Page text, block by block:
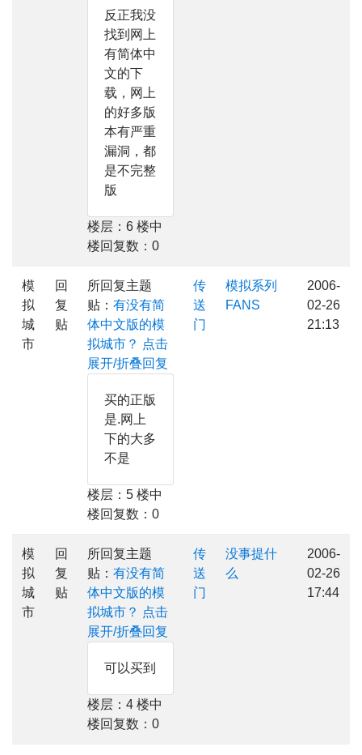
反正我没
找到网上
有简体中
文的下
载，网上
的好多版
本有严重
漏洞，都
是不完整
版
楼层：6 楼中
楼回复数：0
模
拟
城
市
回
复
贴
所回复主题
贴： 有没有简
体中文版的模
拟城市？ 点击
展开/折叠回复
买的正版
是.网上
下的大多
不是
楼层：5 楼中
楼回复数：0
传
送
门
模拟系列
FANS
2006-
02-26
21:13
模
拟
城
市
回
复
贴
所回复主题
贴： 有没有简
体中文版的模
拟城市？ 点击
展开/折叠回复
可以买到
楼层：4 楼中
楼回复数：0
传
送
门
没事提什
么
2006-
02-26
17:44